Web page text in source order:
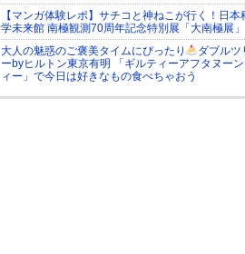
【マンガ体験レポ】サチコと神ねこが行く！日本
学未来館 南極観測70周年記念特別展「大南極展」
大人の魅惑のご褒美タイムにぴったり
ダブルツ
ーbyヒルトン東京有明 「ギルティーアフタヌー
ィー」で今日は好きなもの食べちゃおう